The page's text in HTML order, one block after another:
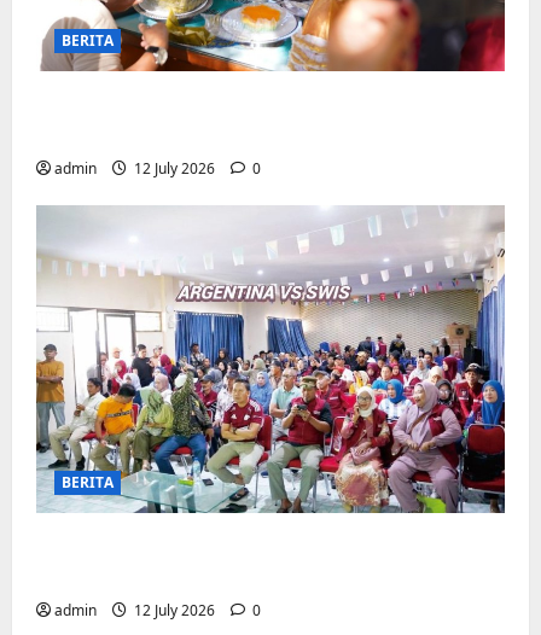
BERITA
admin 12 July 2026 0
BERITA
admin 12 July 2026 0